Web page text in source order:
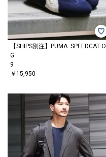
【SHIPS別注】PUMA: SPEEDCAT O
G
9
￥15,950